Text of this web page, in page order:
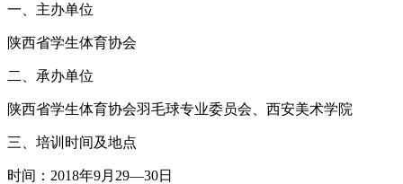
一、主办单位
陕西省学生体育协会
二、承办单位
陕西省学生体育协会羽毛球专业委员会、西安美术学院
三、培训时间及地点
时间：2018年9月29—30日